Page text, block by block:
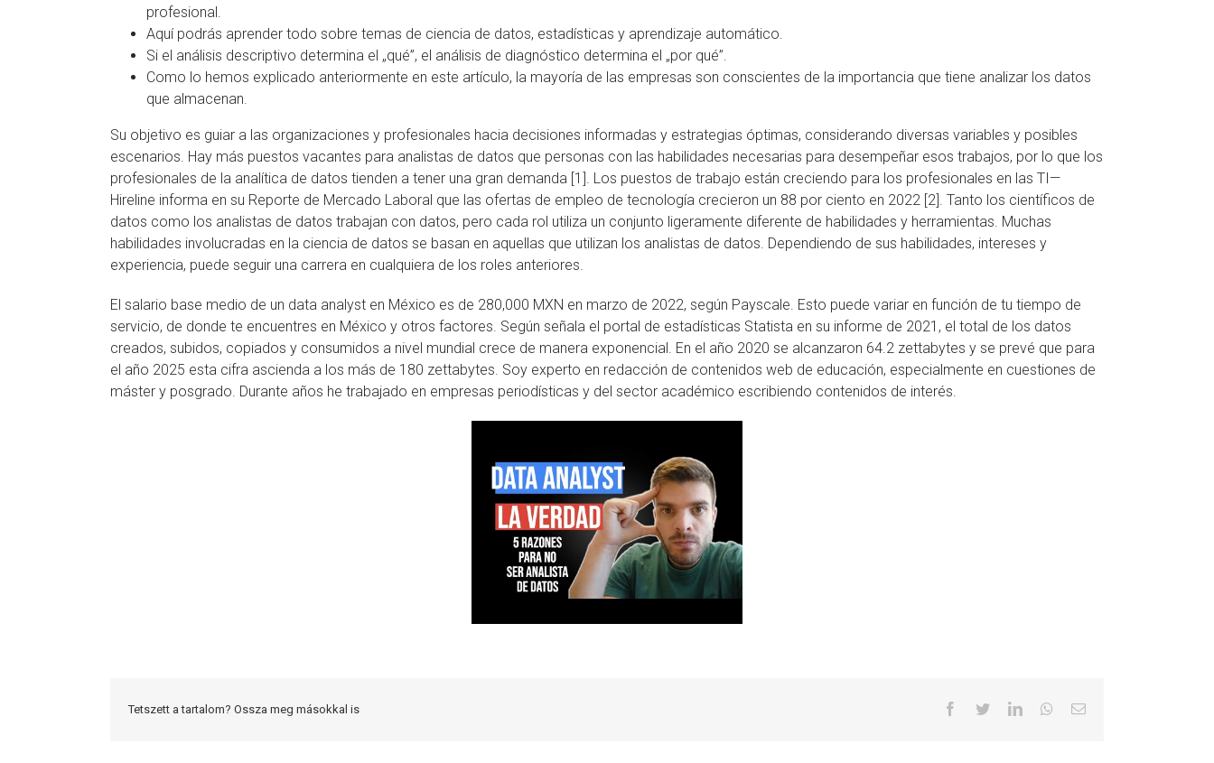
profesional.
Aquí podrás aprender todo sobre temas de ciencia de datos, estadísticas y aprendizaje automático.
Si el análisis descriptivo determina el „qué”, el análisis de diagnóstico determina el „por qué”.
Como lo hemos explicado anteriormente en este artículo, la mayoría de las empresas son conscientes de la importancia que tiene analizar los datos
que almacenan.
Su objetivo es guiar a las organizaciones y profesionales hacia decisiones informadas y estrategias óptimas, considerando diversas variables y posibles
escenarios. Hay más puestos vacantes para analistas de datos que personas con las habilidades necesarias para desempeñar esos trabajos, por lo que los
profesionales de la analítica de datos tienden a tener una gran demanda [1]. Los puestos de trabajo están creciendo para los profesionales en las TI—
Hireline informa en su Reporte de Mercado Laboral que las ofertas de empleo de tecnología crecieron un 88 por ciento en 2022 [2]. Tanto los científicos de
datos como los analistas de datos trabajan con datos, pero cada rol utiliza un conjunto ligeramente diferente de habilidades y herramientas. Muchas
habilidades involucradas en la ciencia de datos se basan en aquellas que utilizan los analistas de datos. Dependiendo de sus habilidades, intereses y
experiencia, puede seguir una carrera en cualquiera de los roles anteriores.
El salario base medio de un data analyst en México es de 280,000 MXN en marzo de 2022, según Payscale. Esto puede variar en función de tu tiempo de
servicio, de donde te encuentres en México y otros factores. Según señala el portal de estadísticas Statista en su informe de 2021, el total de los datos
creados, subidos, copiados y consumidos a nivel mundial crece de manera exponencial. En el año 2020 se alcanzaron 64.2 zettabytes y se prevé que para
el año 2025 esta cifra ascienda a los más de 180 zettabytes. Soy experto en redacción de contenidos web de educación, especialmente en cuestiones de
máster y posgrado. Durante años he trabajado en empresas periodísticas y del sector académico escribiendo contenidos de interés.
Tetszett a tartalom? Ossza meg másokkal is Facebook
TwitterLinkedInWhatsapp
Email